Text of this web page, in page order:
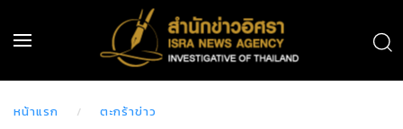
หน้าแรก ตะกร้าข่าว